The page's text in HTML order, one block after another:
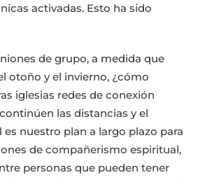
activadas. Esto ha sido
de grupo, a medida que
otoño y el invierno, ¿cómo
iglesias redes de conexión
las distancias y el
es nuestro plan a largo plazo para
de compañerismo espiritual,
personas que pueden tener